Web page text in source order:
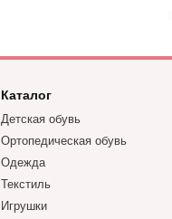
Каталог
Детская обувь
Ортопедическая обувь
Одежда
Текстиль
Игрушки